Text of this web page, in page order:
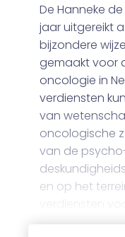
De Hanneke
jaar uitgereikt
bijzondere
gemaakt voor
oncologie in
verdiensten
van
oncologische
van de
en op het